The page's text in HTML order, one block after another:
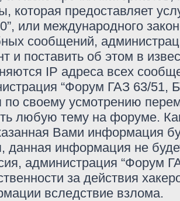
которая предоставляет
или международного
сообщений,
и поставить об этом в
IP адреса всех
“Форум ГАЗ 63/51,
по своему усмотрению
любую тему на форуме.
Вами информация
данная информация не
администрация “Форум
за действия
вследствие взлома.